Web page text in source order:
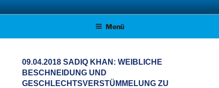
Zum
Inhalt AFD KREISVERBAND STADE
Menü
09.04.2018 SADIQ KHAN: WEIBLICHE
BESCHNEIDUNG UND
GESCHLECHTSVERSTÜMMELUNG ZU